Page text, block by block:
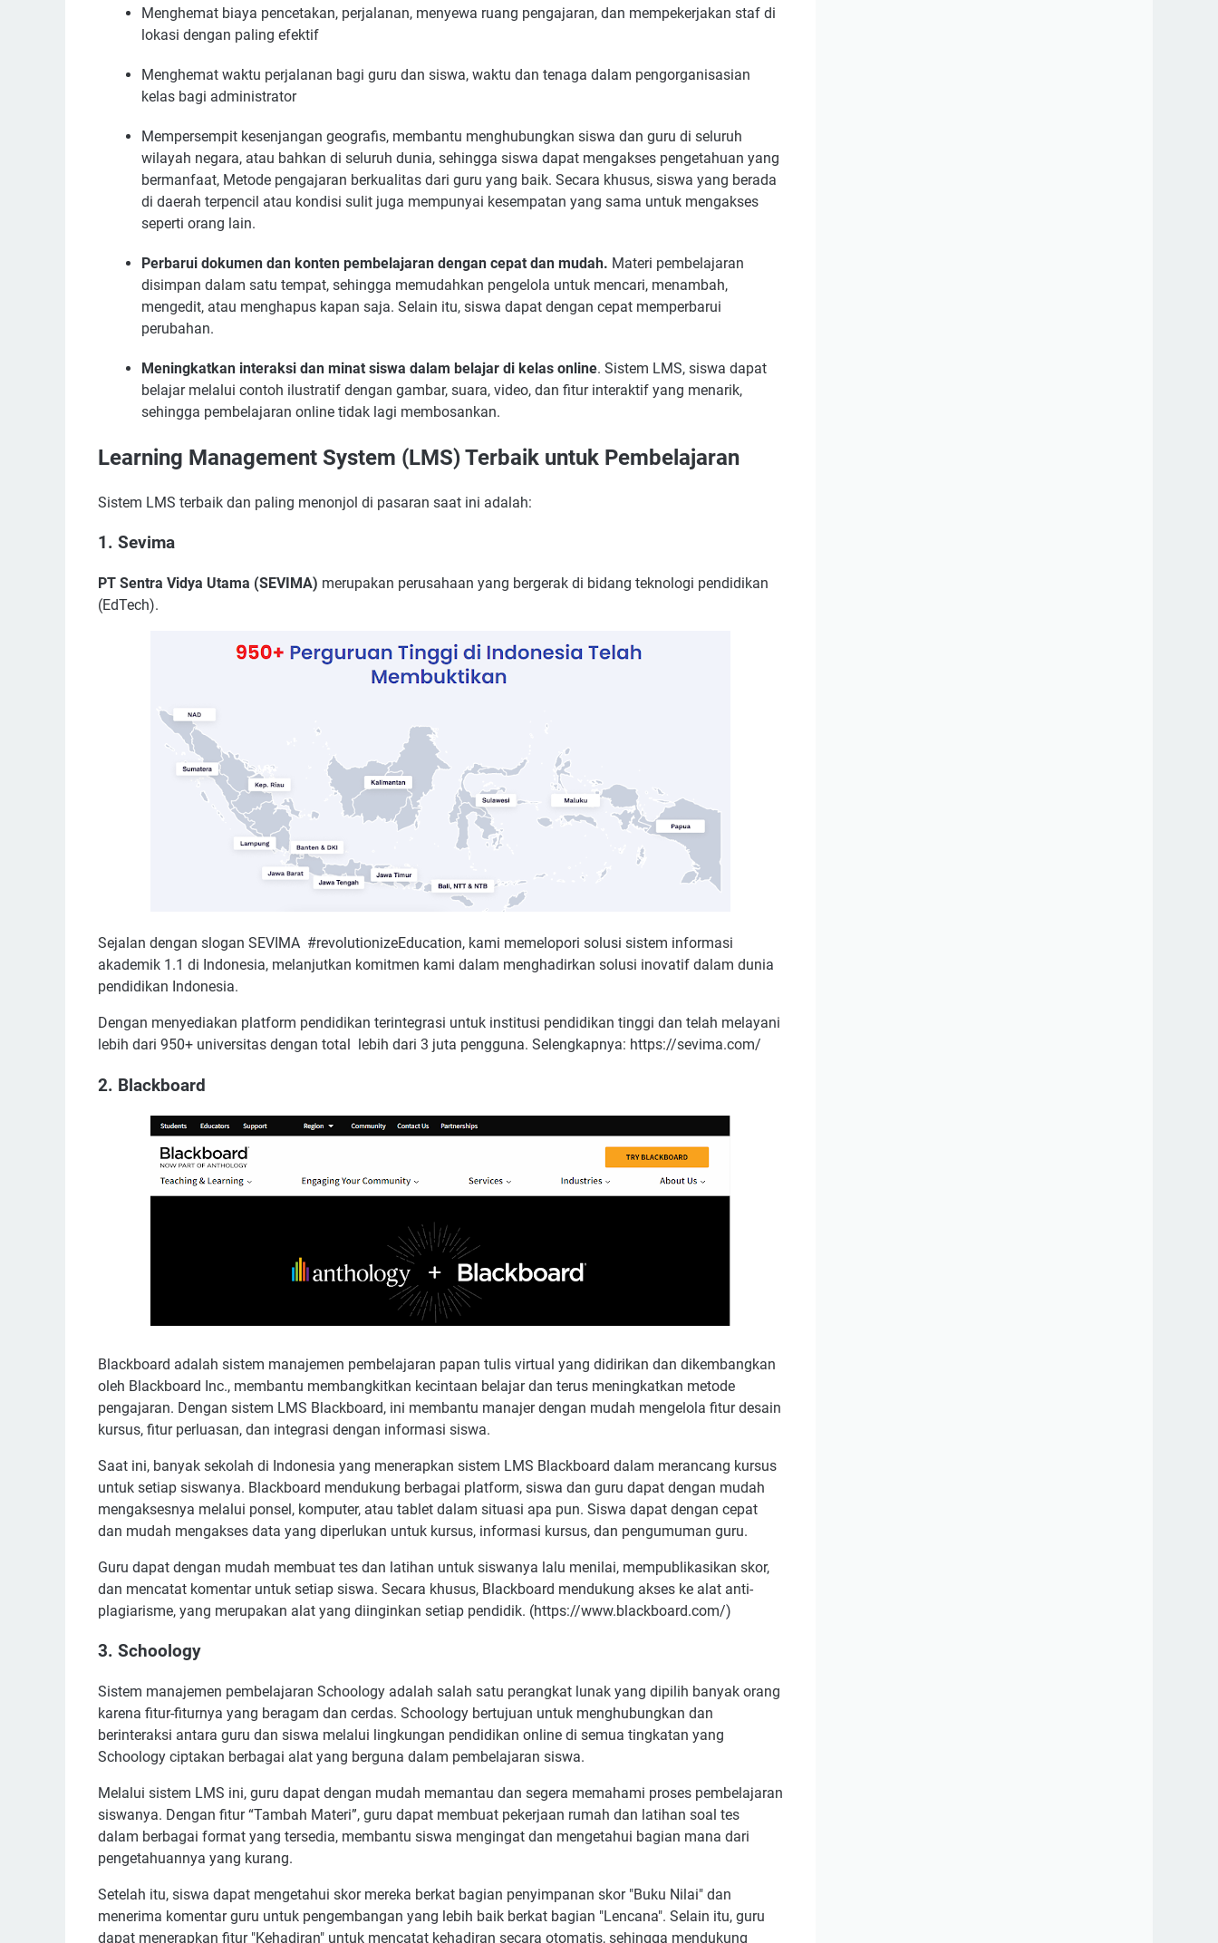
Menghemat biaya pencetakan, perjalanan, menyewa ruang pengajaran, dan mempekerjakan staf di
lokasi dengan paling efektif
Menghemat waktu perjalanan bagi guru dan siswa, waktu dan tenaga dalam pengorganisasian
kelas bagi administrator
Mempersempit kesenjangan geografis, membantu menghubungkan siswa dan guru di seluruh
wilayah negara, atau bahkan di seluruh dunia, sehingga siswa dapat mengakses pengetahuan yang
bermanfaat, Metode pengajaran berkualitas dari guru yang baik. Secara khusus, siswa yang berada
di daerah terpencil atau kondisi sulit juga mempunyai kesempatan yang sama untuk mengakses
seperti orang lain.
Perbarui dokumen dan konten pembelajaran dengan cepat dan mudah. Materi pembelajaran
disimpan dalam satu tempat, sehingga memudahkan pengelola untuk mencari, menambah,
mengedit, atau menghapus kapan saja. Selain itu, siswa dapat dengan cepat memperbarui
perubahan.
Meningkatkan interaksi dan minat siswa dalam belajar di kelas online. Sistem LMS, siswa dapat
belajar melalui contoh ilustratif dengan gambar, suara, video, dan fitur interaktif yang menarik,
sehingga pembelajaran online tidak lagi membosankan.
Learning Management System (LMS) Terbaik untuk Pembelajaran
Sistem LMS terbaik dan paling menonjol di pasaran saat ini adalah:
1. Sevima
PT Sentra Vidya Utama (SEVIMA) merupakan perusahaan yang bergerak di bidang teknologi pendidikan
(EdTech).
Sejalan dengan slogan SEVIMA #revolutionizeEducation, kami memelopori solusi sistem informasi
akademik 1.1 di Indonesia, melanjutkan komitmen kami dalam menghadirkan solusi inovatif dalam dunia
pendidikan Indonesia.
Dengan menyediakan platform pendidikan terintegrasi untuk institusi pendidikan tinggi dan telah melayani
lebih dari 950+ universitas dengan total lebih dari 3 juta pengguna. Selengkapnya: https://sevima.com/
2. Blackboard
Blackboard adalah sistem manajemen pembelajaran papan tulis virtual yang didirikan dan dikembangkan
oleh Blackboard Inc., membantu membangkitkan kecintaan belajar dan terus meningkatkan metode
pengajaran. Dengan sistem LMS Blackboard, ini membantu manajer dengan mudah mengelola fitur desain
kursus, fitur perluasan, dan integrasi dengan informasi siswa.
Saat ini, banyak sekolah di Indonesia yang menerapkan sistem LMS Blackboard dalam merancang kursus
untuk setiap siswanya. Blackboard mendukung berbagai platform, siswa dan guru dapat dengan mudah
mengaksesnya melalui ponsel, komputer, atau tablet dalam situasi apa pun. Siswa dapat dengan cepat
dan mudah mengakses data yang diperlukan untuk kursus, informasi kursus, dan pengumuman guru.
Guru dapat dengan mudah membuat tes dan latihan untuk siswanya lalu menilai, mempublikasikan skor,
dan mencatat komentar untuk setiap siswa. Secara khusus, Blackboard mendukung akses ke alat anti-
plagiarisme, yang merupakan alat yang diinginkan setiap pendidik. (https://www.blackboard.com/)
3. Schoology
Sistem manajemen pembelajaran Schoology adalah salah satu perangkat lunak yang dipilih banyak orang
karena fitur-fiturnya yang beragam dan cerdas. Schoology bertujuan untuk menghubungkan dan
berinteraksi antara guru dan siswa melalui lingkungan pendidikan online di semua tingkatan yang
Schoology ciptakan berbagai alat yang berguna dalam pembelajaran siswa.
Melalui sistem LMS ini, guru dapat dengan mudah memantau dan segera memahami proses pembelajaran
siswanya. Dengan fitur “Tambah Materi”, guru dapat membuat pekerjaan rumah dan latihan soal tes
dalam berbagai format yang tersedia, membantu siswa mengingat dan mengetahui bagian mana dari
pengetahuannya yang kurang.
Setelah itu, siswa dapat mengetahui skor mereka berkat bagian penyimpanan skor "Buku Nilai" dan
menerima komentar guru untuk pengembangan yang lebih baik berkat bagian "Lencana". Selain itu, guru
dapat menerapkan fitur "Kehadiran" untuk mencatat kehadiran secara otomatis, sehingga mendukung